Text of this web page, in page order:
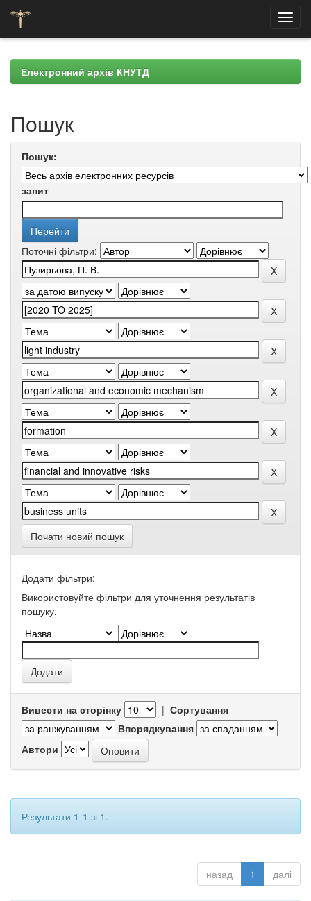
navigationЕлектронний архів КНУТД
Пошук
Пошук:
запит
Поточні фільтри:
Почати новий пошук
Додати фільтри:
Використовуйте фільтри для уточнення результатів
пошуку.
Вивести на сторінку | Сортування
Впорядкування
Автори
Результати 1-1 зі 1.
назад 1 далі